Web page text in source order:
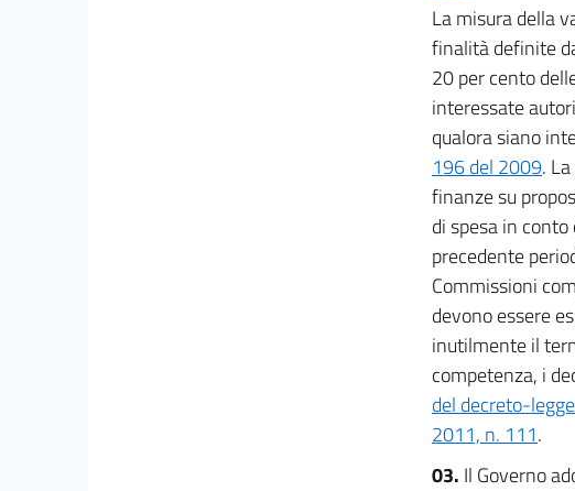
La misura della
finalità definite
20 per cento
interessate
qualora siano
196 del 2009.
finanze su
di spesa in
precedente
Commissioni
devono essere
inutilmente il
competenza, i
del decreto-
2011, n. 111.
03. Il Governo